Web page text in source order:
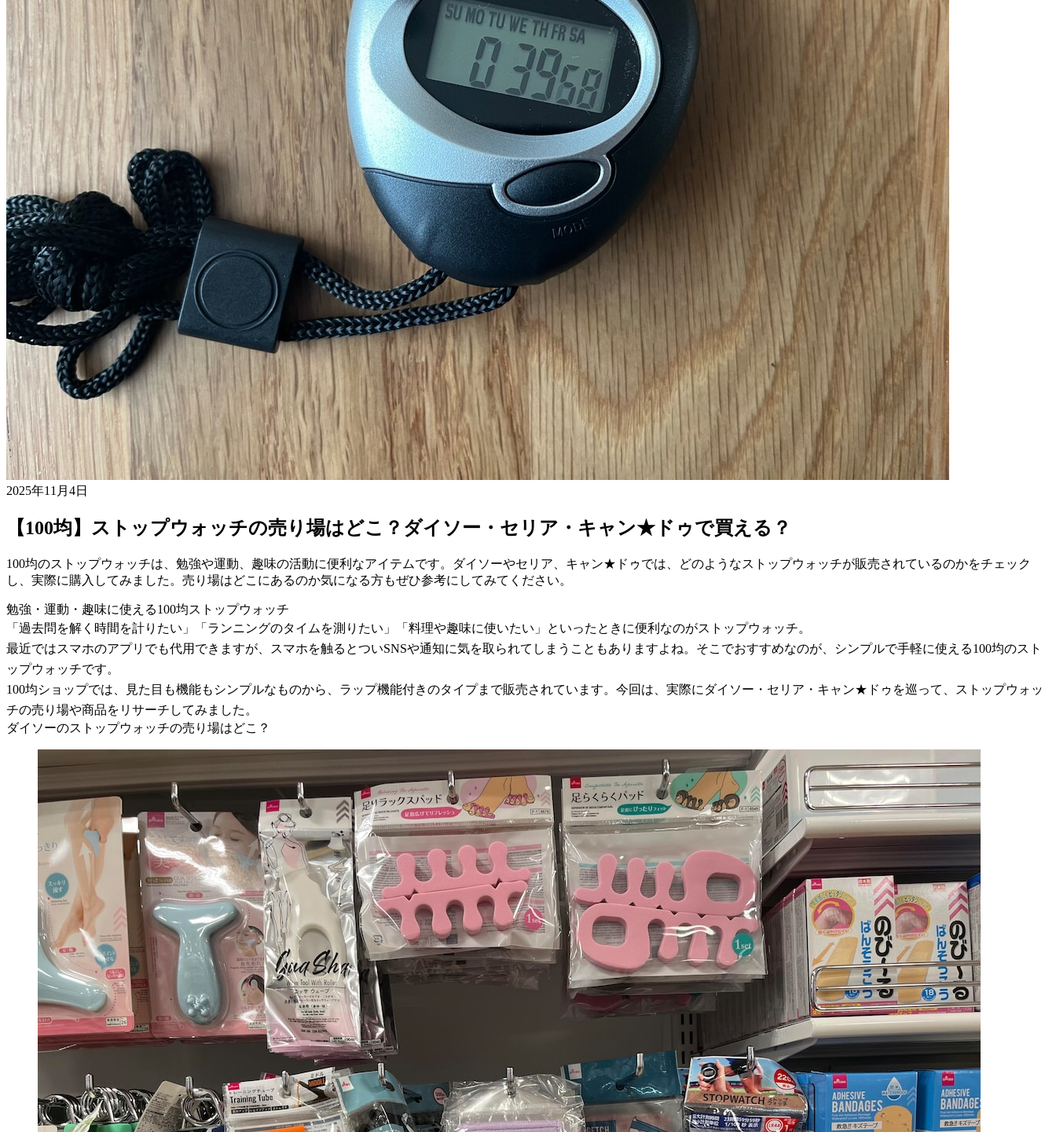
2025年11月4日
【100均】ストップウォッチの売り場はどこ？ダイソー・セリア・キャン★ドゥで買える？
100均のストップウォッチは、勉強や運動、趣味の活動に便利なアイテムです。ダイソーやセリア、キャン★ドゥでは、どのようなストップウォッチが販売されているのかをチェック
し、実際に購入してみました。売り場はどこにあるのか気になる方もぜひ参考にしてみてください。
勉強・運動・趣味に使える100均ストップウォッチ
「過去問を解く時間を計りたい」「ランニングのタイムを測りたい」「料理や趣味に使いたい」といったときに便利なのがストップウォッチ。
最近ではスマホのアプリでも代用できますが、スマホを触るとついSNSや通知に気を取られてしまうこともありますよね。そこでおすすめなのが、シンプルで手軽に使える100均のスト
ップウォッチです。
100均ショップでは、見た目も機能もシンプルなものから、ラップ機能付きのタイプまで販売されています。今回は、実際にダイソー・セリア・キャン★ドゥを巡って、ストップウォッ
チの売り場や商品をリサーチしてみました。
ダイソーのストップウォッチの売り場はどこ？